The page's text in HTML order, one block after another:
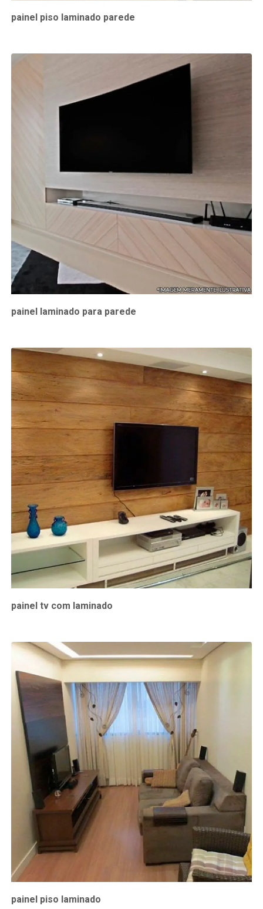
painel piso laminado parede
painel laminado para parede
painel tv com laminado
painel piso laminado